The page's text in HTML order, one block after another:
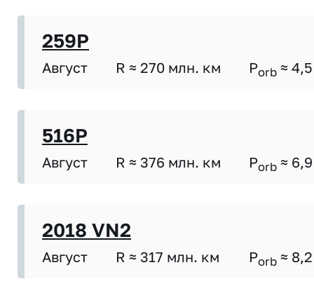
259P
Август R ≈ 270 млн. км Porb ≈ 4,5
516P
Август R ≈ 376 млн. км Porb ≈ 6,9
2018 VN2
Август R ≈ 317 млн. км Porb ≈ 8,2